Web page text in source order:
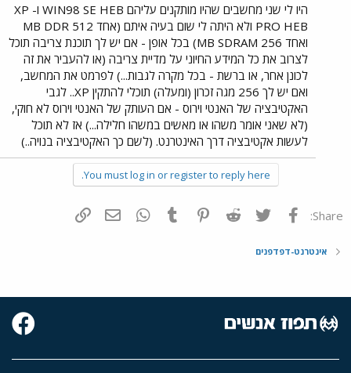
היו לי שני מחשבים שהיו מותקנים עליהם WIN98 SE HEB ו- XP
PRO HEB ולא היתה לי שום בעיה איתם (אחד 512 MB DDR
ואחד 256 MB SDRAM) בכל אופן - אם יש לך תוכנת צריבה תוכל
לצרוב את כל המידע החיוני על מדיית צריבה (או להעביר את זה
לכונן אחר, או ברשת - בכל מקרה לגבות...) לפרמט את המחשב,
ואם יש לך 256 מגה זכרון (ומעלה) תוכלי להתקין XP.. לגבי
האקטיבציה של האנטי וירוס - אם העותק של האנטי וירוס לא חוקי,
(לא שאני אומר משהו או מאשים במשהו חלילה...) אז לא תוכל
לעשות אקטיבציה דרך האינטרנט. (לשם כך האקטיבציה בנויה..)
You must log in or register to reply here.
Share: פייסבוק Twitter
Reddit
Pinterest
Tumblr
WhatsAppדואר אלקטרוני
אינטרנט-דפדפנים